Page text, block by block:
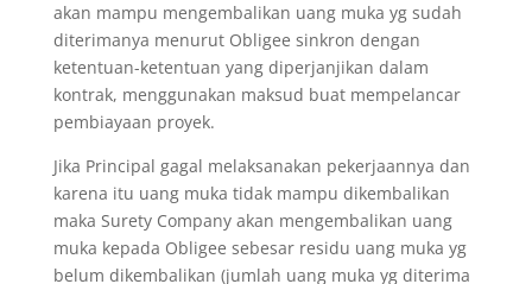
akan mampu mengembalikan uang muka yg sudah
diterimanya menurut Obligee sinkron dengan
ketentuan-ketentuan yang diperjanjikan dalam
kontrak, menggunakan maksud buat mempelancar
pembiayaan proyek.
Jika Principal gagal melaksanakan pekerjaannya dan
karena itu uang muka tidak mampu dikembalikan
maka Surety Company akan mengembalikan uang
muka kepada Obligee sebesar residu uang muka yg
belum dikembalikan (jumlah uang muka yg diterima